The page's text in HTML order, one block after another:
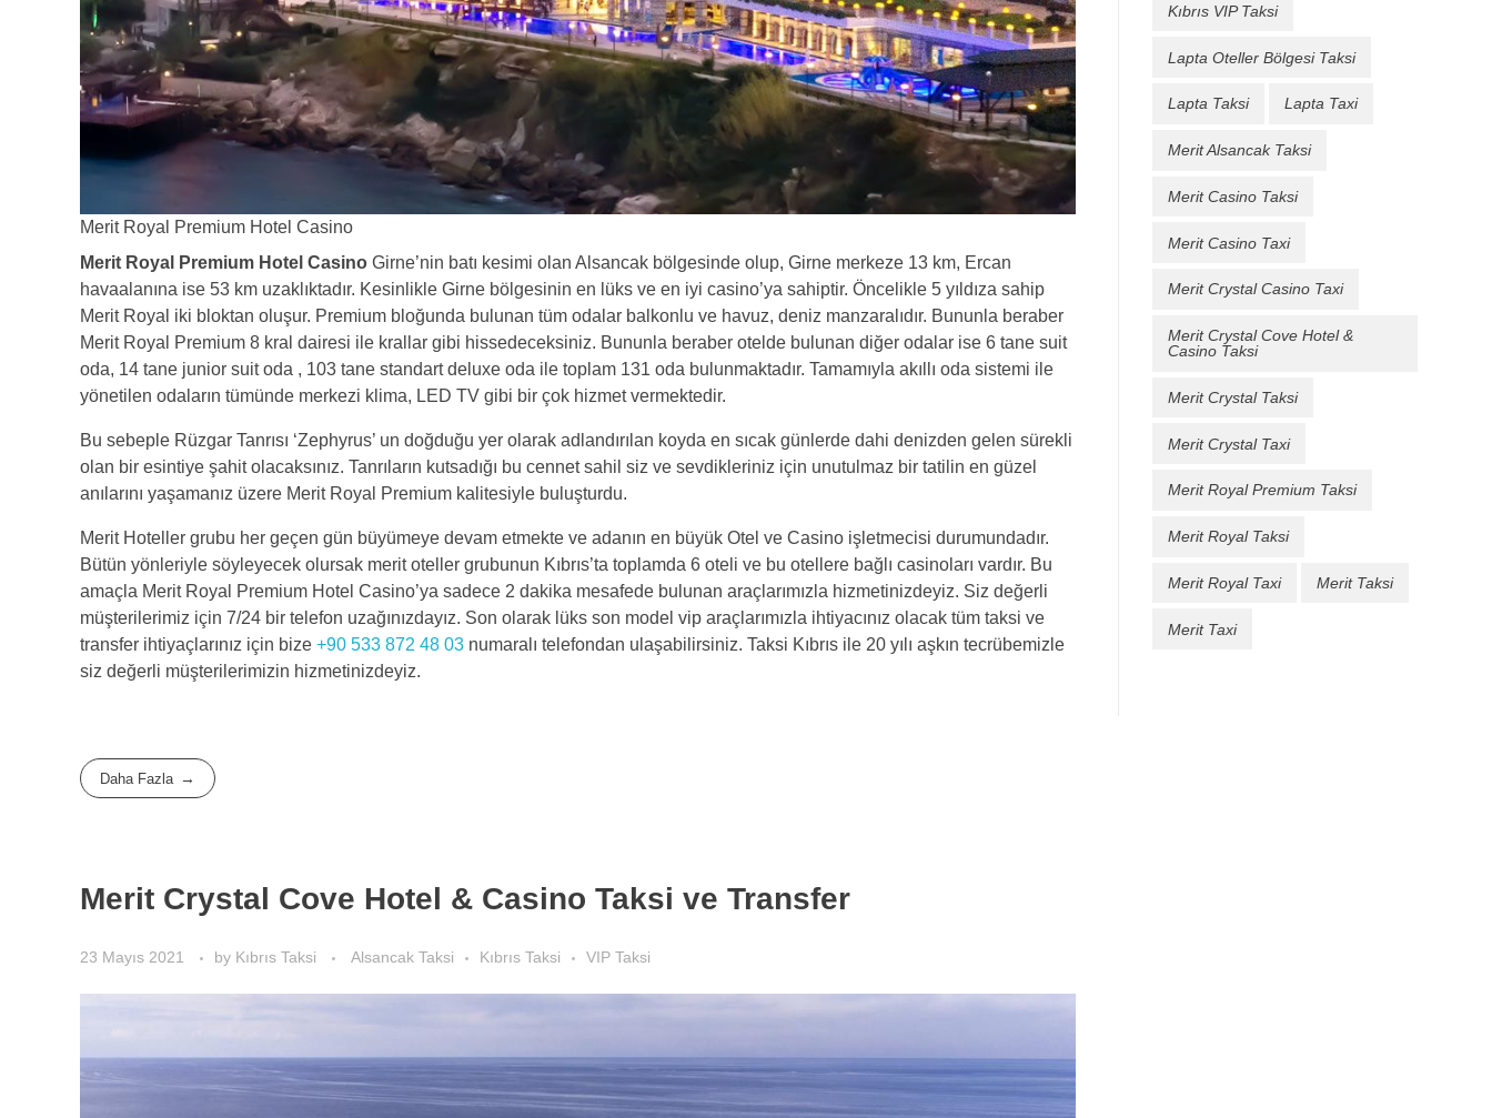
Merit Royal Premium Hotel Casino
Merit Royal Premium Hotel Casino Girne’nin batı kesimi olan Alsancak bölgesinde olup, Girne merkeze 13 km, Ercan
havaalanına ise 53 km uzaklıktadır. Kesinlikle Girne bölgesinin en lüks ve en iyi casino’ya sahiptir. Öncelikle 5 yıldıza sahip
Merit Royal iki bloktan oluşur. Premium bloğunda bulunan tüm odalar balkonlu ve havuz, deniz manzaralıdır. Bununla beraber
Merit Royal Premium 8 kral dairesi ile krallar gibi hissedeceksiniz. Bununla beraber otelde bulunan diğer odalar ise 6 tane suit
oda, 14 tane junior suit oda , 103 tane standart deluxe oda ile toplam 131 oda bulunmaktadır. Tamamıyla akıllı oda sistemi ile
yönetilen odaların tümünde merkezi klima, LED TV gibi bir çok hizmet vermektedir.
Bu sebeple Rüzgar Tanrısı ‘Zephyrus’ un doğduğu yer olarak adlandırılan koyda en sıcak günlerde dahi denizden gelen sürekli
olan bir esintiye şahit olacaksınız. Tanrıların kutsadığı bu cennet sahil siz ve sevdikleriniz için unutulmaz bir tatilin en güzel
anılarını yaşamanız üzere Merit Royal Premium kalitesiyle buluşturdu.
Merit Hoteller grubu her geçen gün büyümeye devam etmekte ve adanın en büyük Otel ve Casino işletmecisi durumundadır.
Bütün yönleriyle söyleyecek olursak merit oteller grubunun Kıbrıs’ta toplamda 6 oteli ve bu otellere bağlı casinoları vardır. Bu
amaçla Merit Royal Premium Hotel Casino’ya sadece 2 dakika mesafede bulunan araçlarımızla hizmetinizdeyiz. Siz değerli
müşterilerimiz için 7/24 bir telefon uzağınızdayız. Son olarak lüks son model vip araçlarımızla ihtiyacınız olacak tüm taksi ve
transfer ihtiyaçlarınız için bize +90 533 872 48 03 numaralı telefondan ulaşabilirsiniz. Taksi Kıbrıs ile 20 yılı aşkın tecrübemizle
siz değerli müşterilerimizin hizmetinizdeyiz.
Daha Fazla
Merit Crystal Cove Hotel & Casino Taksi ve Transfer
23 Mayıs 2021 by Kıbrıs Taksi Alsancak Taksi Kıbrıs Taksi VIP Taksi
Kıbrıs VIP Taksi
Lapta Oteller Bölgesi Taksi
Lapta Taksi Lapta Taxi
Merit Alsancak Taksi
Merit Casino Taksi
Merit Casino Taxi
Merit Crystal Casino Taxi
Merit Crystal Cove Hotel &
Casino Taksi
Merit Crystal Taksi
Merit Crystal Taxi
Merit Royal Premium Taksi
Merit Royal Taksi
Merit Royal Taxi Merit Taksi
Merit Taxi